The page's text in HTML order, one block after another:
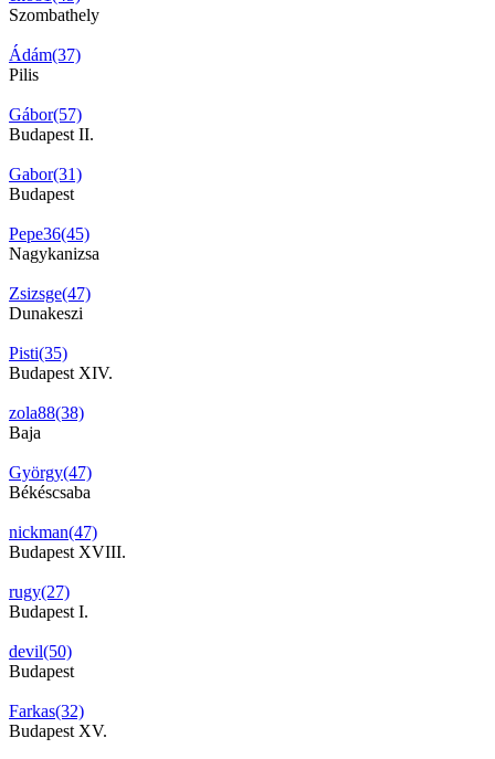
Szombathely
Ádám(37)
Pilis
Gábor(57)
Budapest II.
Gabor(31)
Budapest
Pepe36(45)
Nagykanizsa
Zsizsge(47)
Dunakeszi
Pisti(35)
Budapest XIV.
zola88(38)
Baja
György(47)
Békéscsaba
nickman(47)
Budapest XVIII.
rugy(27)
Budapest I.
devil(50)
Budapest
Farkas(32)
Budapest XV.